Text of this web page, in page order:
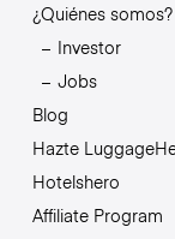
¿Quiénes somos?
Investor
Jobs
Blog
Hazte
Hotelshero
Affiliate Program